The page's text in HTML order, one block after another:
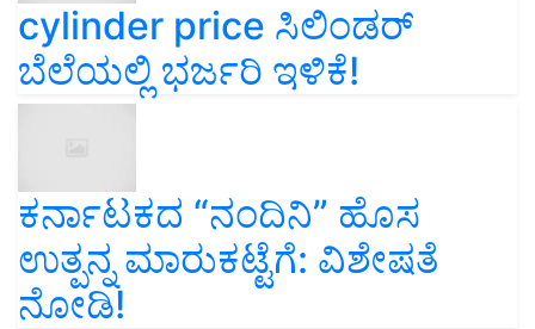
cylinder price ಸಿಲಿಂಡರ್‌
ಬೆಲೆಯಲ್ಲಿ ಭರ್ಜರಿ ಇಳಿಕೆ!
ಕರ್ನಾಟಕದ “ನಂದಿನಿ” ಹೊಸ
ಉತ್ಪನ್ನ ಮಾರುಕಟ್ಟೆಗೆ: ವಿಶೇಷತೆ
ನೋಡಿ!